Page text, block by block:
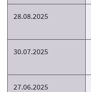
28.08.2025
30.07.2025
27.06.2025